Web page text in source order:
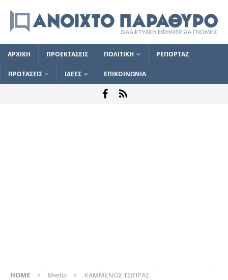
ΑΡΧΙΚΗ ΠΡΟΕΚΤΑΣΕΙΣ ΠΟΛΙΤΙΚΗ ΡΕΠΟΡΤΑΖ
ΠΡΟΤΑΣΕΙΣ ΙΔΕΕΣ ΕΠΙΚΟΙΝΩΝΙΑ
HOME Media ΚΑΜΜΕΝΟΣ ΤΣΙΠΡΑΣ